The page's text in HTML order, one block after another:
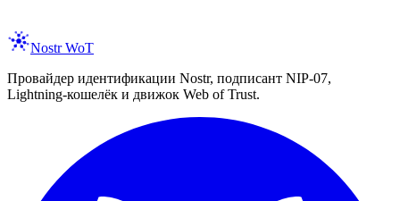
Nostr WoT
Провайдер идентификации Nostr, подписант NIP-07,
Lightning-кошелёк и движок Web of Trust.